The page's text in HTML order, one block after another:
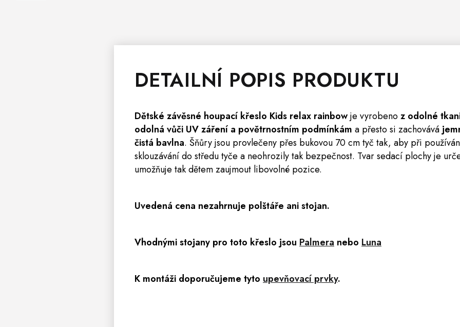
DETAILNÍ POPIS PRODUKTU
Dětské závěsné houpací křeslo Kids relax rainbowje vyrobenoz odolné
odolná vůči UV záření a povětrnostním podmínkám a přesto si zachovává
čistá bavlna. Šňůry jsou provlečeny přes bukovou 70 cm tyč tak, aby při
sklouzávání do středu tyče a neohrozily tak bezpečnost. Tvar sedací plochy je
umožňuje tak dětem zaujmout libovolné pozice.
Uvedená cena nezahrnuje polštáře ani stojan.
Vhodnými stojany pro toto křeslo jsou Palmera nebo Luna
K montáži doporučujeme tyto upevňovací prvky.